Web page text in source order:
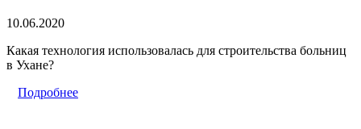
10.06.2020
Какая технология использовалась для строительства больниц
в Ухане?
Подробнее